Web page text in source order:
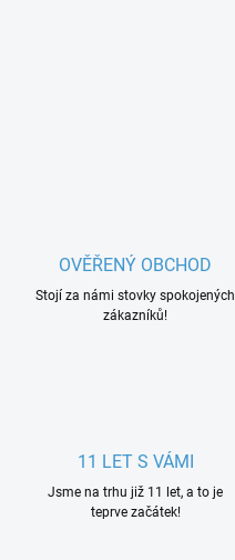
OVĚŘENÝ OBCHOD
Stojí za námi stovky spokojených
zákazníků!
11 LET S VÁMI
Jsme na trhu již 11 let, a to je
teprve začátek!